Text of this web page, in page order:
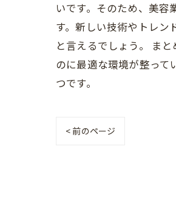
いです。そのため、美容
す。新しい技術やトレン
と言えるでしょう。 ま
のに最適な環境が整って
つです。
< 前のページ